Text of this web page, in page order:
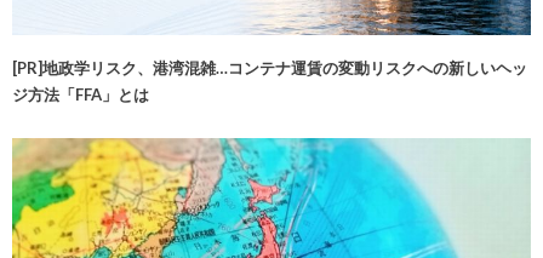
[PR]地政学リスク、港湾混雑…コンテナ運賃の変動リスクへの新しいヘッ
ジ方法「FFA」とは